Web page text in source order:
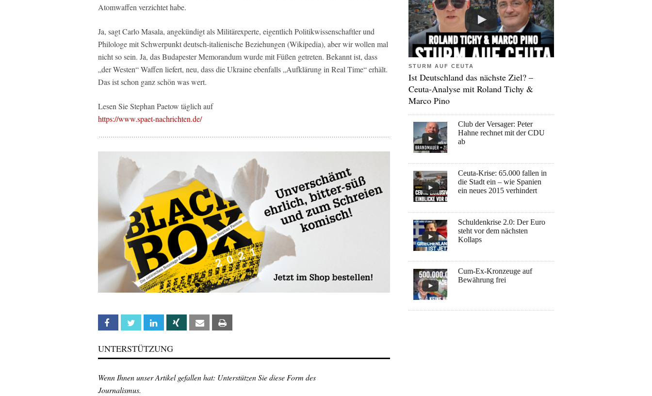
Atomwaffen verzichtet habe.
Ja, sagt Carlo Masala, angekündigt als Militärexperte, eigentlich Politikwissenschaftler und
Philologe mit Schwerpunkt deutsch-italienische Beziehungen (Wikipedia), aber wir wollen mal
nicht so sein. Ja, das Budapester Memorandum wurde mit Füßen getreten. Bekannt ist, dass
„der Westen“ Waffen liefert, neu, dass die Ukraine ebenfalls „Aufklärung in Real Time“ erhält.
Das ist schon ganz schön was wert.
Lesen Sie Stephan Paetow täglich auf
https://www.spaet-nachrichten.de/
Facebook Twitter Linkedin Xing Email
UNTERSTÜTZUNG
Wenn Ihnen unser Artikel gefallen hat: Unterstützen Sie diese Form des
Journalismus.
STURM AUF CEUTA
Ist Deutschland das nächste Ziel? –
Ceuta-Analyse mit Roland Tichy &
Marco Pino
Club der Versager: Peter
Hahne rechnet mit der CDU
ab
Ceuta-Krise: 65.000 fallen in
die Stadt ein – wie Spanien
ein neues 2015 verhindert
Schuldenkrise 2.0: Der Euro
steht vor dem nächsten
Kollaps
Cum-Ex-Kronzeuge auf
Bewährung frei